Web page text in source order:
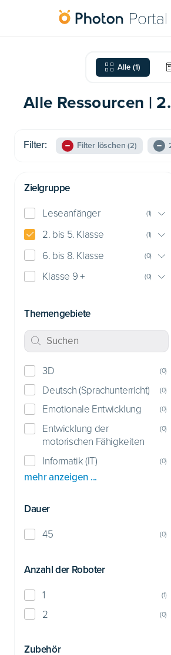
Alle (1)
Alle Ressourcen |
Filter: Filter löschen (2)
Zielgruppe
Leseanfänger (1)
2. bis 5. Klasse (1)
6. bis 8. Klasse (0)
Klasse 9 + (0)
Themengebiete
3D (0)
Deutsch (Sprachunterricht) (0)
Emotionale Entwicklung (0)
Entwicklung der
motorischen Fähigkeiten
(0)
Informatik (IT) (0)
mehr anzeigen ...
Dauer
45 (0)
Anzahl der Roboter
1 (1)
2 (0)
Zubehör